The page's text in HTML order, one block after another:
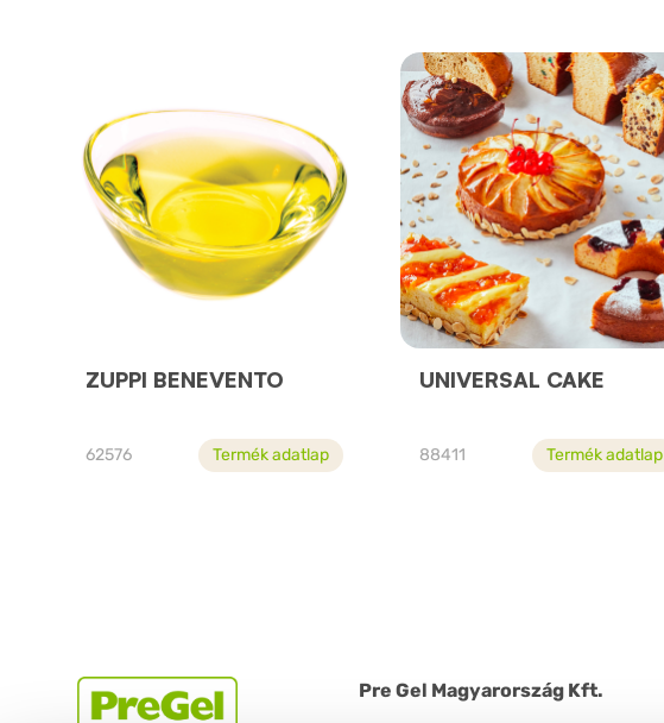
ZUPPI BENEVENTO
62576 Termék adatlap
UNIVERSAL CAKE
88411 Termék adatlap
Pre Gel Magyarország Kft.